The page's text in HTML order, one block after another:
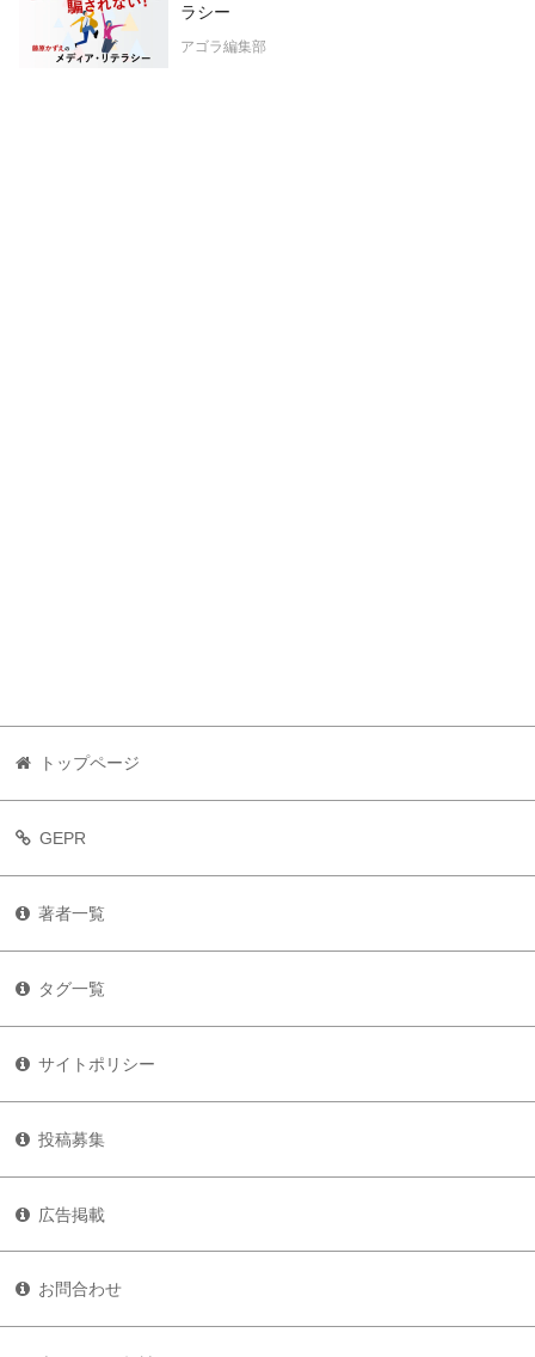
ラシー
アゴラ編集部
トップページ
GEPR
著者一覧
タグ一覧
サイトポリシー
投稿募集
広告掲載
お問合わせ